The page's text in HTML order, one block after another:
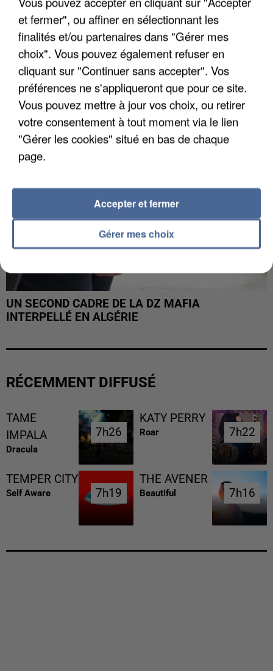
L’UN DES FONDATEURS SUPPOSÉS DE LA DZ
MAFIA INTERPELLÉ EN ALGÉRIE
UN SECOND CADRE DE LA DZ MAFIA
INTERPELLÉ EN ALGÉRIE
RÉCEMMENT DIFFUSÉ
TAME
IMPALA
Dracula
7h26
7h26
KATY PERRY
Roar 7h22
7h22
TEMPER CITY
Self Aware 7h19
7h19
THE AVENER
Beautiful 7h16
7h16
et fermer", ou affiner en sélectionnant les
finalités et/ou partenaires dans "Gérer mes
choix". Vous pouvez également refuser en
cliquant sur "Continuer sans accepter". Vos
préférences ne s'appliqueront que pour ce site.
Vous pouvez mettre à jour vos choix, ou retirer
votre consentement à tout moment via le lien
"Gérer les cookies" situé en bas de chaque
page.
Gérer mes choix
Accepter et fermer